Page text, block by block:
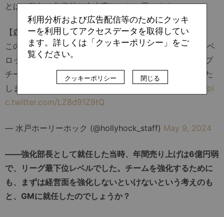
とは、昨年の象徴的な出来事だったと思います」
【森直樹監督 就任のお知らせ】
この度、暫定的に指揮を執っておりました#森直樹 ディベ
ロップメントコーチが、登録手続きを終え、正式にトップ
チーム監督に就任することになりましたのでお知らせいた
します。
pi
c.twitter.com/LZ8d91Z9tQ
— 水戸ホーリーホック (@hollyhock_staff) May 9, 2024
――強化部長として就任した当時、年間売り上げは6億円弱
で、リーグ最下位レベルでした。チームを強化するために
も、まずは経営面を強化しないといけないという考えのも
と、GMに就任したのでしょうか？
利用分析および広告配信等のためにクッキ
ーを利用してアクセスデータを取得してい
ます。詳しくは「クッキーポリシー」をご
覧ください。
クッキーポリシー 閉じる